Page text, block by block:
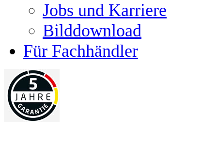
Jobs und Karriere
Bilddownload
Für Fachhändler